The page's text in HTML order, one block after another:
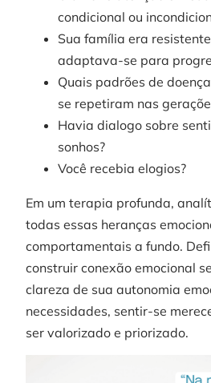
condicional ou
Sua família era
adaptava-se para
Quais padrões de
se repetiram nas
Havia dialogo sobre
sonhos?
Você recebia elogios?
Em um terapia profunda,
todas essas heranças
comportamentais a fundo.
construir conexão emocional
clareza de sua autonomia
necessidades, sentir-se
ser valorizado e priorizado.